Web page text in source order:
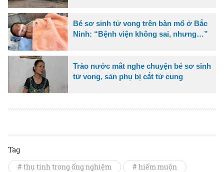
Bé sơ sinh tử vong trên bàn mổ ở Bắc
Ninh: “Bệnh viện không sai, nhưng…”
Trào nước mắt nghe chuyện bé sơ sinh
tử vong, sản phụ bị cắt tử cung
Tag
# thụ tinh trong ống nghiệm
# hiếm muộn